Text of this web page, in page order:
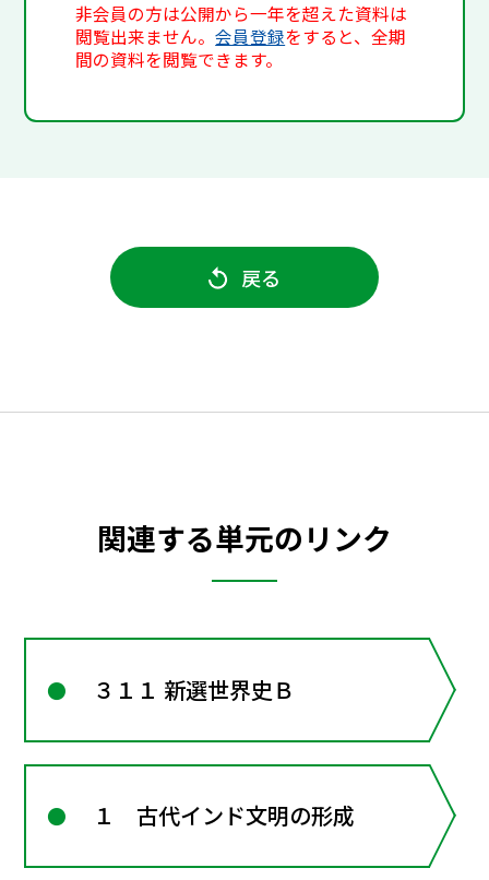
非会員の方は公開から一年を超えた資料は
閲覧出来ません。会員登録をすると、全期
間の資料を閲覧できます。
戻る
関連する単元のリンク
３１１ 新選世界史Ｂ
１ 古代インド文明の形成